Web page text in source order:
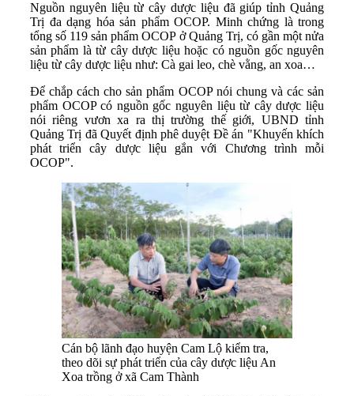
Nguồn nguyên liệu từ cây dược liệu đã giúp tỉnh Quảng
Trị đa dạng hóa sản phẩm OCOP. Minh chứng là trong
tổng số 119 sản phẩm OCOP ở Quảng Trị, có gần một nửa
sản phẩm là từ cây dược liệu hoặc có nguồn gốc nguyên
liệu từ cây dược liệu như: Cà gai leo, chè vằng, an xoa…
Để chắp cách cho sản phẩm OCOP nói chung và các sản
phẩm OCOP có nguồn gốc nguyên liệu từ cây dược liệu
nói riêng vươn xa ra thị trường thế giới, UBND tỉnh
Quảng Trị đã Quyết định phê duyệt Đề án "Khuyến khích
phát triển cây dược liệu gắn với Chương trình mỗi
OCOP".
Cán bộ lãnh đạo huyện Cam Lộ kiểm tra,
theo dõi sự phát triển của cây dược liệu An
Xoa trồng ở xã Cam Thành